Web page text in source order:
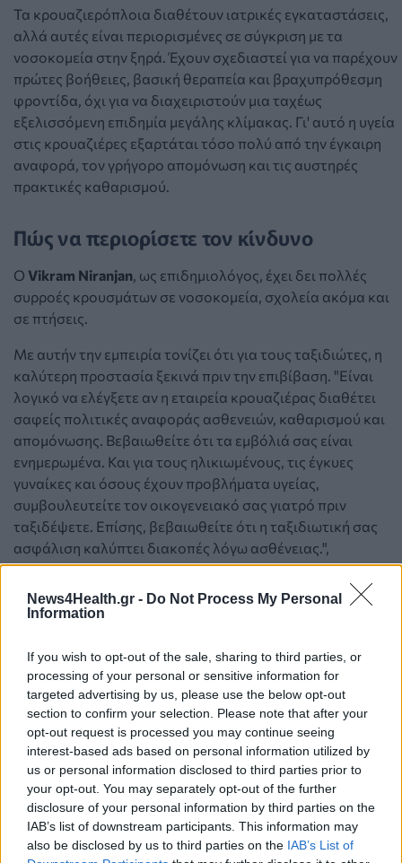
News4Health.gr - Do Not Process My Personal
Information
If you wish to opt-out of the sale, sharing to third parties, or
processing of your personal or sensitive information for
targeted advertising by us, please use the below opt-out
section to confirm your selection. Please note that after your
opt-out request is processed you may continue seeing
interest-based ads based on personal information utilized by
us or personal information disclosed to third parties prior to
your opt-out. You may separately opt-out of the further
disclosure of your personal information by third parties on the
IAB’s list of downstream participants. This information may
also be disclosed by us to third parties on the IAB’s List of
Τα κρουαζιερόπλοια διαθέτουν ιατρικές εγκαταστάσεις,
αλλά αυτές είναι περιορισμένες σε σύγκριση με τα
νοσοκομεία στην ξηρά. Έχουν σχεδιαστεί για να παρέχουν
πρώτες βοήθειες, βασική θεραπεία και βραχυπρόθεσμη
φροντίδα, όχι για να διαχειριστούν μια ταχέως
εξελισσόμενη επιδημία μεγάλης κλίμακας. Γι' αυτό η υγεία
στις κρουαζιέρες εξαρτάται τόσο πολύ από την έγκαιρη
αναφορά, τον γρήγορο απομόνωση και τις αυστηρές
πρακτικές καθαρισμού.
Πώς να περιορίσετε τον κίνδυνο
Ο Vikram Niranjan , ως επιδημιολόγος, έχει δει πολλές
συρροές κρουσμάτων σε νοσοκομεία, σχολεία ακόμα και
σε πτήσεις.
Με αυτήν την εμπειρία τονίζει ότι για τους ταξιδιώτες, η
καλύτερη προστασία ξεκινά πριν την επιβίβαση. "Είναι
λογικό να ελέγξετε αν η εταιρεία κρουαζιέρας διαθέτει
σαφείς πολιτικές αναφοράς ασθενειών, καθαρισμού και
απομόνωσης. Βεβαιωθείτε ότι τα εμβόλιά σας είναι
ενημερωμένα. Και για τους ηλικιωμένους, τις έγκυες
γυναίκες και όσους έχουν προβλήματα υγείας,
συμβουλευτείτε τον οικογενειακό σας γιατρό πριν
ταξιδέψετε. Επίσης, βεβαιωθείτε ότι η ταξιδιωτική σας
ασφάλιση καλύπτει διακοπές λόγω ασθένειας.",
καταλήγει.